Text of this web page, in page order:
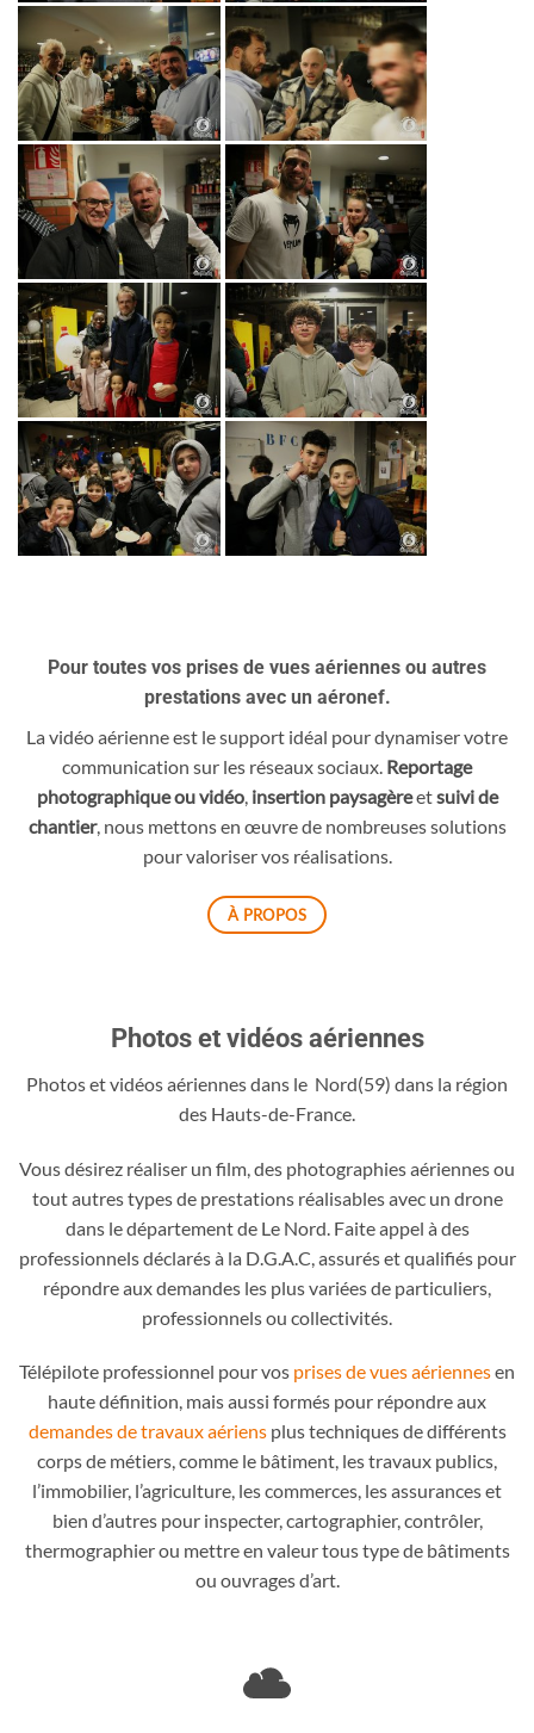
Pour toutes vos prises de vues aériennes ou autres
prestations avec un aéronef.
La vidéo aérienne est le support idéal pour dynamiser votre
communication sur les réseaux sociaux. Reportage
photographique ou vidéo, insertion paysagèreetsuivi de
chantier, nous mettons en œuvre de nombreuses solutions
pour valoriser vos réalisations.
À PROPOS
Photos et vidéos aériennes
Photos et vidéos aériennes dans le Nord(59) dans la région
des Hauts-de-France.
Vous désirez réaliser un film, des photographies aériennes ou
tout autres types de prestations réalisables avec un drone
dans le département de Le Nord. Faite appel à des
professionnels déclarés à la D.G.A.C, assurés et qualifiés pour
répondre aux demandes les plus variées de particuliers,
professionnels ou collectivités.
Télépilote professionnel pour vos prises de vues aériennesen
haute définition, mais aussi formés pour répondre aux
demandes de travaux aériensplus techniques de différents
corps de métiers, comme le bâtiment, les travaux publics,
l’immobilier, l’agriculture, les commerces, les assurances et
bien d’autres pour inspecter, cartographier, contrôler,
thermographier ou mettre en valeur tous type de bâtiments
ou ouvrages d’art.